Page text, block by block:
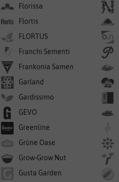
Florissa
Flortis
FLORTUS
Franchi Sementi
Frankonia Samen
Garland
Gardissimo
GEVO
Greenline
Grüne Oase
Grow-Grow Nut
Gusta Garden